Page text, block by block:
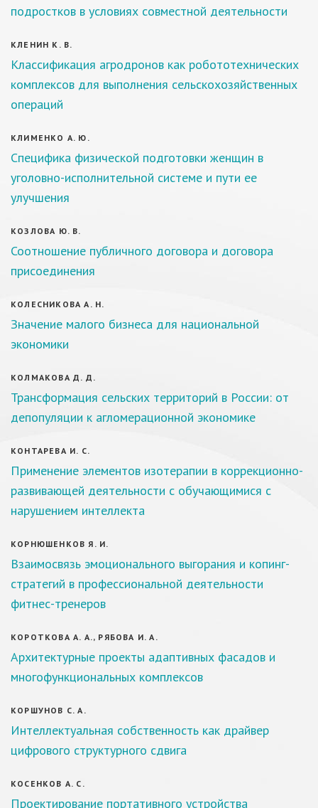
подростков в условиях совместной деятельности
КЛЕНИН К. В.
Классификация агродронов как робототехнических
комплексов для выполнения сельскохозяйственных
операций
КЛИМЕНКО А. Ю.
Специфика физической подготовки женщин в
уголовно-исполнительной системе и пути ее
улучшения
КОЗЛОВА Ю. В.
Соотношение публичного договора и договора
присоединения
КОЛЕСНИКОВА А. Н.
Значение малого бизнеса для национальной
экономики
КОЛМАКОВА Д. Д.
Трансформация сельских территорий в России: от
депопуляции к агломерационной экономике
КОНТАРЕВА И. С.
Применение элементов изотерапии в коррекционно-
развивающей деятельности с обучающимися с
нарушением интеллекта
КОРНЮШЕНКОВ Я. И.
Взаимосвязь эмоционального выгорания и копинг-
стратегий в профессиональной деятельности
фитнес-тренеров
КОРОТКОВА А. А., РЯБОВА И. А.
Архитектурные проекты адаптивных фасадов и
многофункциональных комплексов
КОРШУНОВ С. А.
Интеллектуальная собственность как драйвер
цифрового структурного сдвига
КОСЕНКОВ А. С.
Проектирование портативного устройства